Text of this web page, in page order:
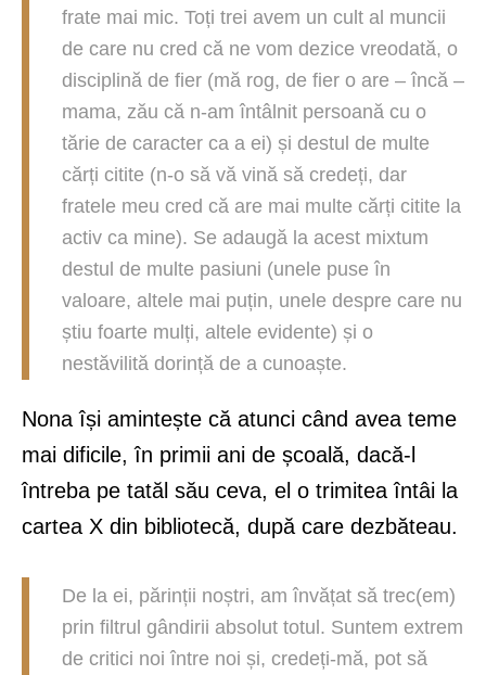
frate mai mic. Toți trei avem un cult al muncii
de care nu cred că ne vom dezice vreodată, o
disciplină de fier (mă rog, de fier o are – încă –
mama, zău că n-am întâlnit persoană cu o
tărie de caracter ca a ei) și destul de multe
cărți citite (n-o să vă vină să credeți, dar
fratele meu cred că are mai multe cărți citite la
activ ca mine). Se adaugă la acest mixtum
destul de multe pasiuni (unele puse în
valoare, altele mai puțin, unele despre care nu
știu foarte mulți, altele evidente) și o
nestăvilită dorință de a cunoaște.
Nona își amintește că atunci când avea teme
mai dificile, în primii ani de școală, dacă-l
întreba pe tatăl său ceva, el o trimitea întâi la
cartea X din bibliotecă, după care dezbăteau.
De la ei, părinții noștri, am învățat să trec(em)
prin filtrul gândirii absolut totul. Suntem extrem
de critici noi între noi și, credeți-mă, pot să